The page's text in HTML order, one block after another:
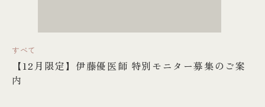
すべて
【12月限定】伊藤優医師 特別モニター募集のご案
内